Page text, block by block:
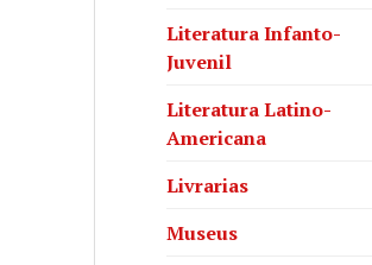
Literatura Infanto-
Juvenil
Literatura Latino-
Americana
Livrarias
Museus